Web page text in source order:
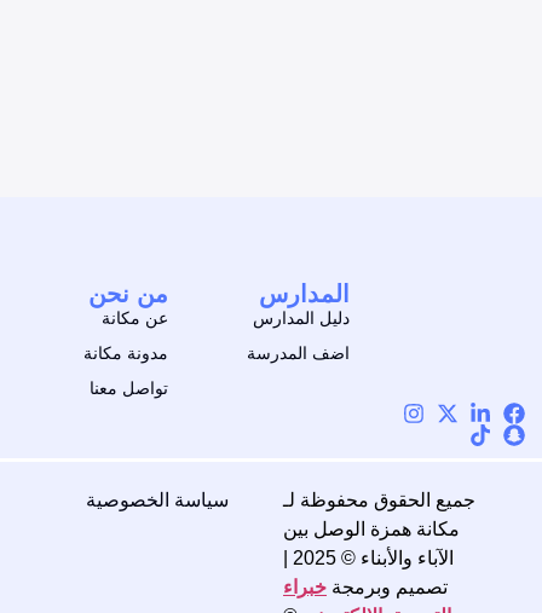
المدارس
دليل المدارس
اضف المدرسة
من نحن
عن مكانة
مدونة مكانة
تواصل معنا
جميع الحقوق محفوظة لـ
مكانة همزة الوصل بين
تصميم وبرمجة خبراء
سياسة الخصوصية